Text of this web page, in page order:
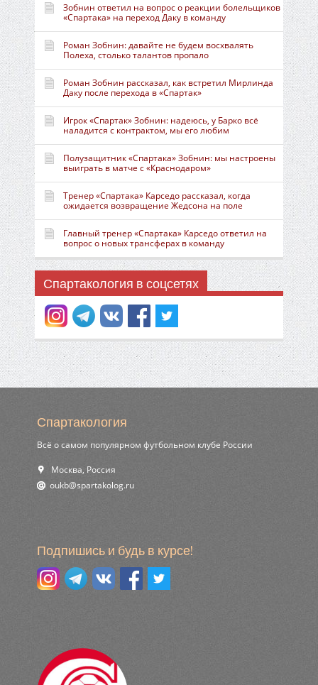
Зобнин ответил на вопрос о реакции болельщиков
«Спартака» на переход Даку в команду
Роман Зобнин: давайте не будем восхвалять
Полеха, столько талантов пропало
Роман Зобнин рассказал, как встретил Мирлинда
Даку после перехода в «Спартак»
Игрок «Спартак» Зобнин: надеюсь, у Барко всё
наладится с контрактом, мы его любим
Полузащитник «Спартака» Зобнин: мы настроены
выиграть в матче с «Краснодаром»
Тренер «Спартака» Карседо рассказал, когда
ожидается возвращение Жедсона на поле
Главный тренер «Спартака» Карседо ответил на
вопрос о новых трансферах в команду
Спартакология в соцсетях
Спартакология
Всё о самом популярном футбольном клубе России
Москва, Россия
ur.golokatraps@bkuo
Подпишись и будь в курсе!